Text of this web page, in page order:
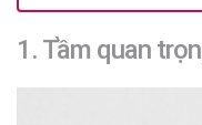
1. Tầm quan